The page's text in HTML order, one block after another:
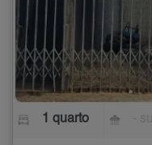
1 quarto